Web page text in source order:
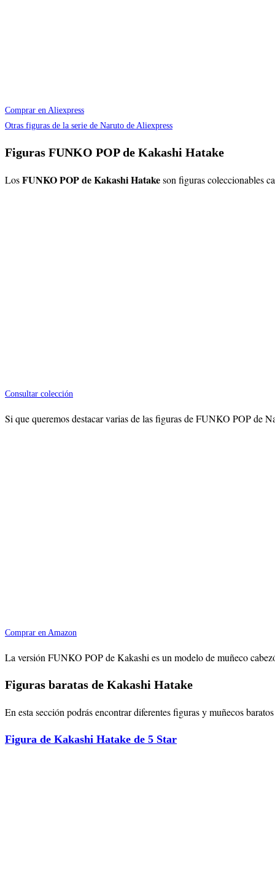
Comprar en Aliexpress
Otras figuras de la serie de Naruto de Aliexpress
Figuras FUNKO POP de Kakashi Hatake
LosFUNKO POP de Kakashi Hatakeson figuras coleccionables
Consultar colección
Si que queremos destacar varias de las figuras de FUNKO POP de
Comprar en Amazon
La versión FUNKO POP de Kakashi es un modelo de muñeco
Figuras baratas de Kakashi Hatake
En esta sección podrás encontrar diferentes figuras y muñecos
Figura de Kakashi Hatake de 5 Star